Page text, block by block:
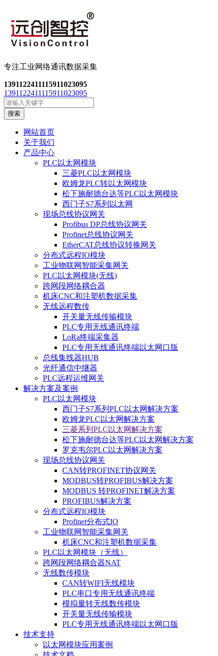
专注工业网络通讯数据采集
1391122411115911023095
1391122411115911023095
搜索
网站首页
关于我们
产品中心
PLC以太网模块
三菱PLC以太网模块
欧姆龙PLC转以太网模块
松下施耐德台达等PLC以太网模块
西门子S7系列以太网
现场总线协议网关
Profibus DP总线协议网关
Profinet总线协议网关
EtherCAT总线协议转换网关
分布式远程IO模块
工业物联网智能采集网关
PLC以太网模块(无线)
跨网段网络耦合器
机床CNC和注塑机数据采集
无线远程数传
开关量无线传输模块
PLC专用无线通讯终端
LoRa终端采集器
PLC专用无线通讯终端以太网口版
总线集线器HUB
光纤通信中继器
PLC远程运维网关
解决方案及案例
PLC以太网模块
西门子S7系列PLC以太网解决方案
欧姆龙PLC以太网解决方案
三菱系列PLC以太网解决方案
松下施耐德台达等PLC以太网解决方案
罗克韦尔PLC以太网解决方案
现场总线协议网关
CAN转PROFINET协议网关
MODBUS转PROFIBUS解决方案
MODBUS 转PROFINET解决方案
PROFIBUS解决方案
分布式远程IO模块
Profinet分布式IO
工业物联网智能采集网关
机床CNC和注塑机数据采集
PLC以太网模块（无线）
跨网段网络耦合器NAT
无线数传模块
CAN转WIFI无线模块
PLC串口专用无线通讯终端
模拟量转无线数传模块
开关量无线传输模块
PLC专用无线通讯终端以太网口版
技术支持
以太网模块应用案例